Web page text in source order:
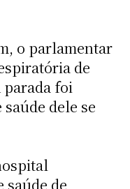
o parlamentar
de
foi
dele se
saúde de